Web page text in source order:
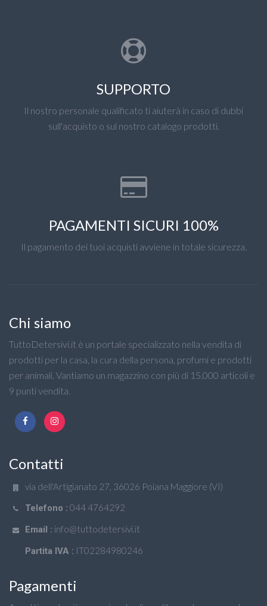
SUPPORTO
Il nostro personale qualificato ti aiuterà in caso di dubbi
sull'acquisto o sul nostro catalogo prodotti.
PAGAMENTI SICURI 100%
Il pagamento dei tuoi acquisti avviene in totale sicurezza.
Chi siamo
TuttoDetersivi.it è un portale specializzato nella vendita di
prodotti per la casa, la cura della persona, profumi e prodotti
per animali. Vantiamo un magazzino con più di 15.000 articoli e
9 punti vendita.
Contatti
via dell'Artigianato 27, 36026 Poiana Maggiore (VI)
Telefono : 044 4764292
Email : info@tuttodetersivi.it
Partita IVA : IT02284980246
Pagamenti